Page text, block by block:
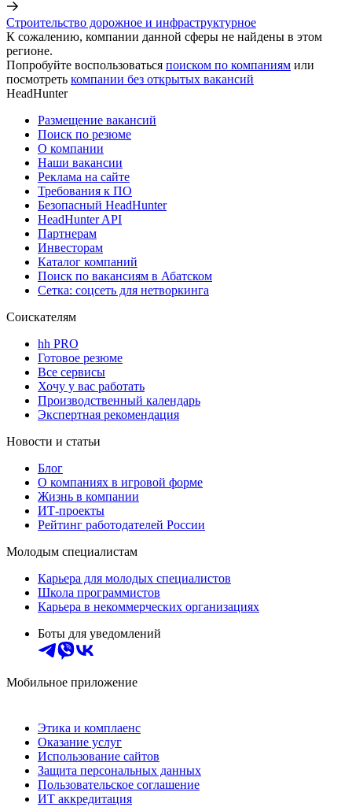
Строительство дорожное и инфраструктурное
К сожалению, компании данной сферы не найдены в этом
регионе.
Попробуйте воспользоваться поиском по компаниям или
посмотреть компании без открытых вакансий
HeadHunter
Размещение вакансий
Поиск по резюме
О компании
Наши вакансии
Реклама на сайте
Требования к ПО
Безопасный HeadHunter
HeadHunter API
Партнерам
Инвесторам
Каталог компаний
Поиск по вакансиям в Абатском
Сетка: соцсеть для нетворкинга
Соискателям
hh PRO
Готовое резюме
Все сервисы
Хочу у вас работать
Производственный календарь
Экспертная рекомендация
Новости и статьи
Блог
О компаниях в игровой форме
Жизнь в компании
ИТ-проекты
Рейтинг работодателей России
Молодым специалистам
Карьера для молодых специалистов
Школа программистов
Карьера в некоммерческих организациях
Боты для уведомлений
Мобильное приложение
Этика и комплаенс
Оказание услуг
Использование сайтов
Защита персональных данных
Пользовательское соглашение
ИТ аккредитация